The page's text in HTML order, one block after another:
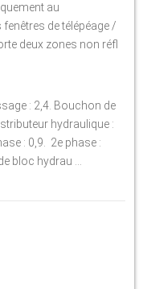
au
de télépéage /
deux zones non réfl
: 2,4. Bouchon de
hydraulique :
: 0,9. 2e phase :
bloc hydrau ...